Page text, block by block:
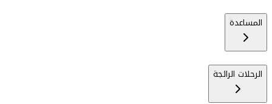
المساعدة
الرحلات الرائجة